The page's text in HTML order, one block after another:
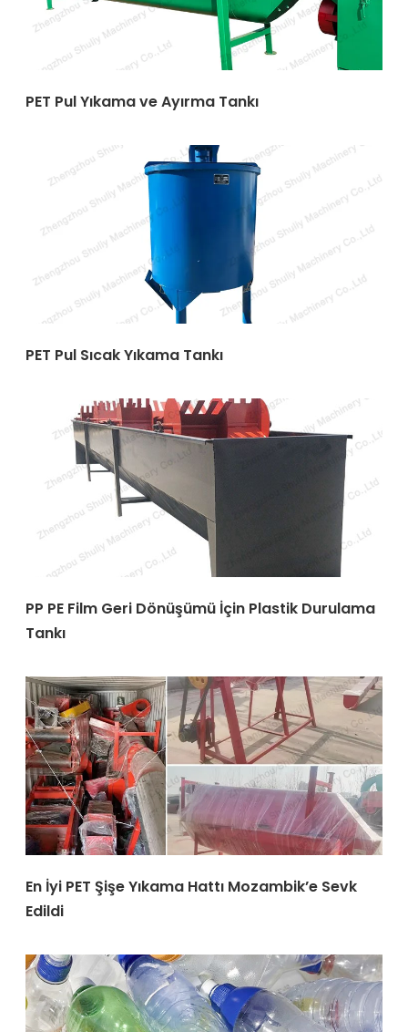
PET Pul Yıkama ve Ayırma Tankı
PET Pul Sıcak Yıkama Tankı
PP PE Film Geri Dönüşümü İçin Plastik Durulama
Tankı
En İyi PET Şişe Yıkama Hattı Mozambik’e Sevk
Edildi